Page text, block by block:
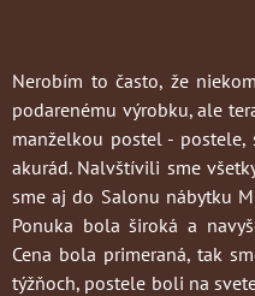
Nerobím to často, že
podarenému výrobku, ale
manželkou postel -
akurád. Nalvštívili sme
sme aj do Salonu nábytku
Ponuka bola široká a
Cena bola primeraná, tak
týžňoch, postele boli na